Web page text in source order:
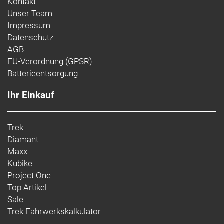
Hersteller: Trek Bicycle Corporation
Bikeurope BV
Ceintuurbaan 2-20C,
3847 LG, Harderwijk,
https://www.trekbikes.com/contactUs/
Unser Team
Impressum
Datenschutz
AGB
EU-Verordnung (GPSR)
Batterieentsorgung
Ihr Einkauf
Trek
Diamant
Maxx
Kubike
Project One
Top Artikel
Sale
Trek Fahrwerkskalkulator